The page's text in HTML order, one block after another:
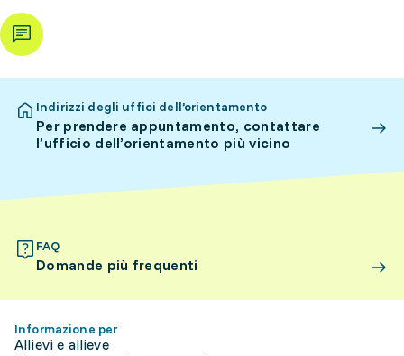
Indirizzi degli uffici dell’orientamento
Per prendere appuntamento, contattare
l’ufficio dell’orientamento più vicino
FAQ
Domande più frequenti
Informazione per
Allievi e allieve